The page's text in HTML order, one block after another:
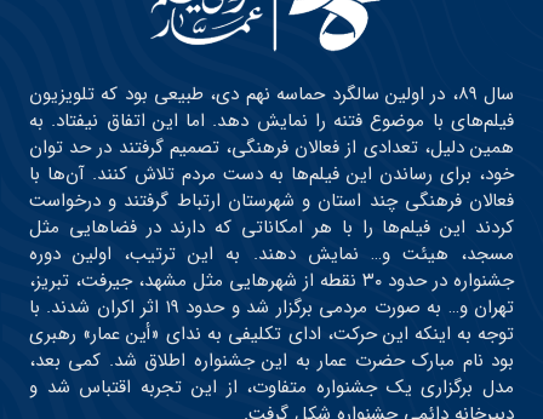
سال ۸۹، در اولین سالگرد حماسه نهم دی، طبیعی بود که تلویزیون
فیلم‌های با موضوع فتنه را نمایش دهد. اما این اتفاق نیفتاد. به
همین دلیل، تعدادی از فعالان فرهنگی، تصمیم گرفتند در حد توان
خود، برای رساندن این فیلم‌ها به دست مردم تلاش کنند. آن‌ها با
فعالان فرهنگی چند استان و شهرستان ارتباط گرفتند و درخواست
کردند این فیلم‌ها را با هر امکاناتی که دارند در فضاهایی مثل
مسجد، هیئت و… نمایش دهند. به این ترتیب، اولین دوره
جشنواره در حدود ۳۰ نقطه از شهرهایی مثل مشهد، جیرفت، تبریز،
تهران و… به صورت مردمی برگزار شد و حدود ۱۹ اثر اکران شدند. با
توجه به اینکه این حرکت، ادای تکلیفی به ندای «أین عمار» رهبری
بود نام مبارک حضرت عمار به این جشنواره اطلاق شد. کمی بعد،
مدل برگزاری یک جشنواره متفاوت، از این تجربه اقتباس شد و